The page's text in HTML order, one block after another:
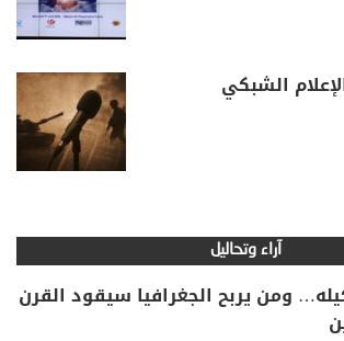
الشبكي
آراء وتحاليل
ومن يربح الجغرافيا سيقود القرن